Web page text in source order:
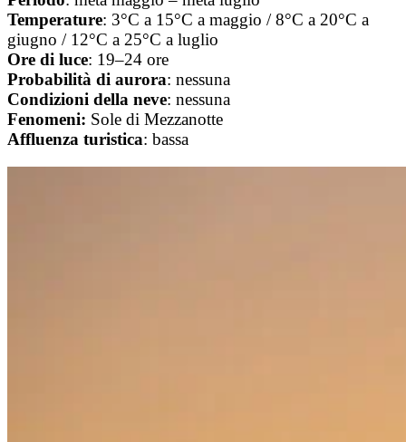
Temperature: 3°C a 15°C a maggio / 8°C a 20°C a
giugno / 12°C a 25°C a luglio
Ore di luce: 19–24 ore
Probabilità di aurora: nessuna
Condizioni della neve: nessuna
Fenomeni: Sole di Mezzanotte
Affluenza turistica: bassa